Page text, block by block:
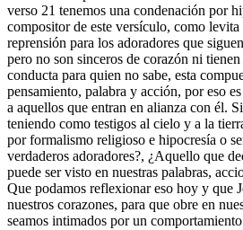
verso 21 tenemos una condenación por
compositor de este versículo, como levita
reprensión para los adoradores que
pero no son sinceros de corazón ni
conducta para quien no sabe, esta
pensamiento, palabra y acción, por eso
a aquellos que entran en alianza con él.
teniendo como testigos al cielo y a la
por formalismo religioso e hipocresía o
verdaderos adoradores?, ¿Aquello que
puede ser visto en nuestras palabras,
Que podamos reflexionar eso hoy y que
nuestros corazones, para que obre en
seamos intimados por un